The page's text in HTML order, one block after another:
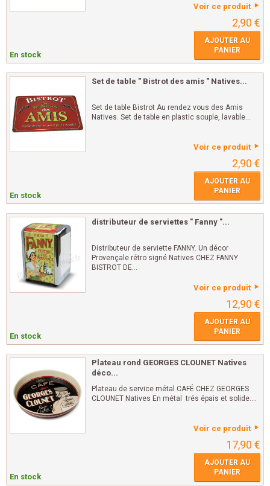
Voir ce produit
2,90 €
En stock
AJOUTER AU
PANIER
Set de table " Bistrot des amis " Natives...
Set de table Bistrot Au rendez vous des Amis
Natives. Set de table en plastic souple, lavable...
Voir ce produit
2,90 €
En stock
AJOUTER AU
PANIER
distributeur de serviettes " Fanny "...
Distributeur de serviette FANNY. Un décor
Provençale rétro signé Natives CHEZ FANNY
BISTROT DE...
Voir ce produit
12,90 €
En stock
AJOUTER AU
PANIER
Plateau rond GEORGES CLOUNET Natives
déco...
Plateau de service métal CAFÉ CHEZ GEORGES
CLOUNET Natives En métal trés épais et solide....
Voir ce produit
17,90 €
En stock
AJOUTER AU
PANIER